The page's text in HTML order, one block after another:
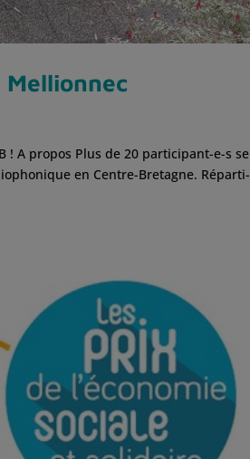
Mellionnec
! A propos Plus de 20 participant-e-s se
en Centre-Bretagne. Réparti-